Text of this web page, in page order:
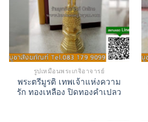
รูปเหมือนพระเกจิอาจารย์
พระตรีมูรติ เทพเจ้าแห่งความ
รัก ทองเหลือง ปิดทองคำเปลว